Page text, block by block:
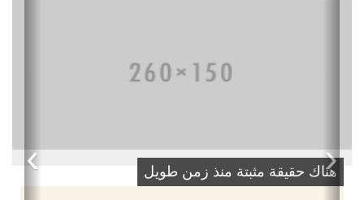
هناك حقيقة مثبتة منذ زمن طويل
‹
›